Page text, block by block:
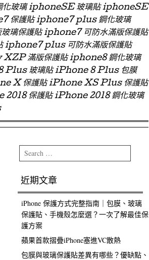
玻璃 iphoneSE 玻璃貼 iphoneSE
保護貼 iphone7 plus 鋼化玻璃
保護貼 iphone7 可防水滿版保護貼
iphone7 plus 可防水滿版保護貼
滿版保護貼 iphone8 鋼化玻璃
Plus 玻璃貼 iPhone 8 Plus 包膜
X 保護貼 iPhone XS Plus 保護貼
保護貼 iPhone 2018 鋼化玻璃
Search
近期文章
iPhone 保護方式完整指南｜包膜、玻璃
保護貼、手機殼怎麼選？一次了解最佳保
護方案
蘋果首款摺疊iPhone塞進VC散熱
包膜與玻璃保護貼差異有哪些？優缺點、